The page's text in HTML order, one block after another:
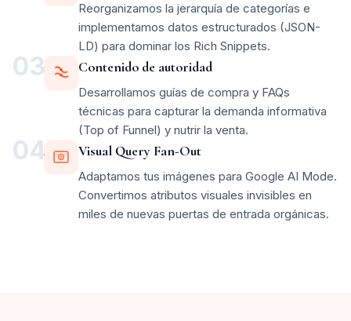
Reorganizamos la jerarquía de categorías e
implementamos datos estructurados (JSON-
LD) para dominar los Rich Snippets.
03 Contenido de autoridad
Desarrollamos guías de compra y FAQs
técnicas para capturar la demanda informativa
(Top of Funnel) y nutrir la venta.
04 Visual Query Fan-Out
Adaptamos tus imágenes para Google AI Mode.
Convertimos atributos visuales invisibles en
miles de nuevas puertas de entrada orgánicas.